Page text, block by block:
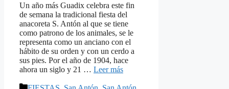
Un año más Guadix celebra este fin
de semana la tradicional fiesta del
anacoreta S. Antón al que se tiene
como patrono de los animales, se le
representa como un anciano con el
hábito de su orden y con un cerdo a
sus pies. Por el año de 1904, hace
ahora un siglo y 21 … Leer más
Categorías